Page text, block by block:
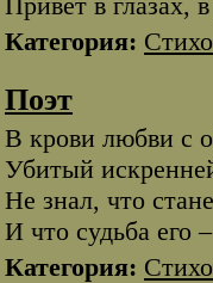
Категория:
Поэт
В крови любви с
Убитый
Не знал, что
И что судьба его
Категория: